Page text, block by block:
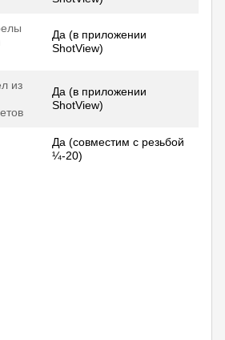
Да (в приложении
ShotView)
из
Да (в приложении
ShotView)
Да (совместим с резьбой
¼-20)